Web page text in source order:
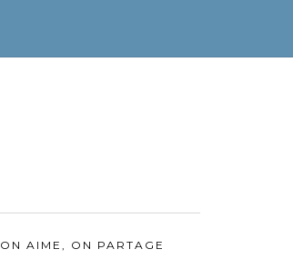
ON AIME, ON PARTAGE